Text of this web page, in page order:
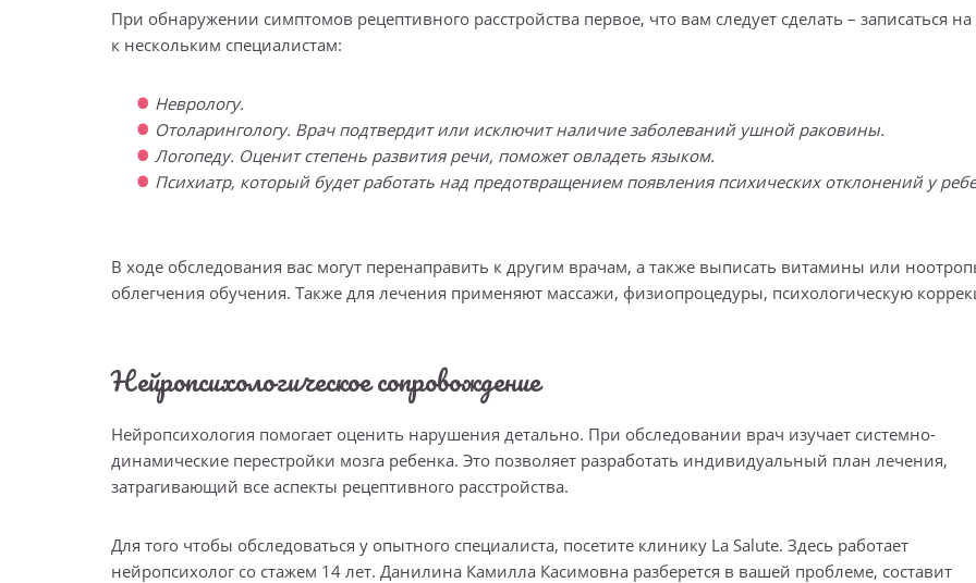
При обнаружении симптомов рецептивного расстройства первое, что вам следует сделать – записаться
к нескольким специалистам:
Неврологу.
Отоларингологу. Врач подтвердит или исключит наличие заболеваний ушной раковины.
Логопеду. Оценит степень развития речи, поможет овладеть языком.
Психиатр, который будет работать над предотвращением появления психических отклонений у
В ходе обследования вас могут перенаправить к другим врачам, а также выписать витамины или
облегчения обучения. Также для лечения применяют массажи, физиопроцедуры, психологическую
Нейропсихологическое сопровождение
Нейропсихология помогает оценить нарушения детально. При обследовании врач изучает системно-
динамические перестройки мозга ребенка. Это позволяет разработать индивидуальный план лечения,
затрагивающий все аспекты рецептивного расстройства.
Для того чтобы обследоваться у опытного специалиста, посетите клинику La Salute. Здесь работает
нейропсихолог со стажем 14 лет. Данилина Камилла Касимовна разберется в вашей проблеме, составит